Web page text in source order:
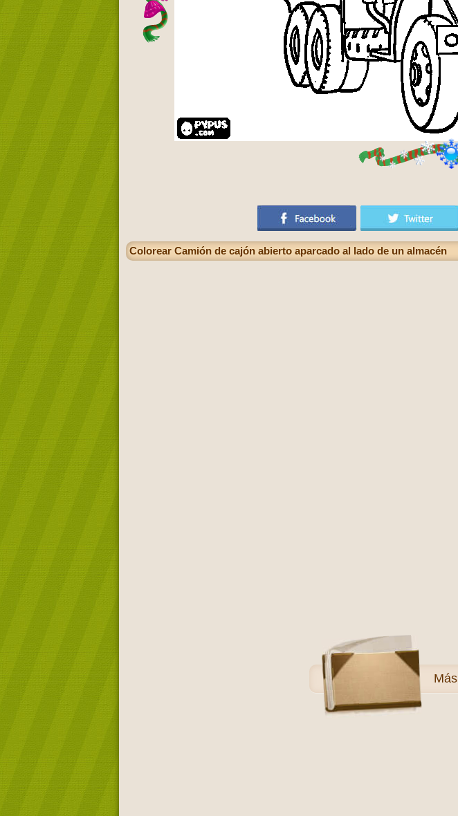
Colorear Camión de cajón abierto aparcado al lado de un almacén
Más